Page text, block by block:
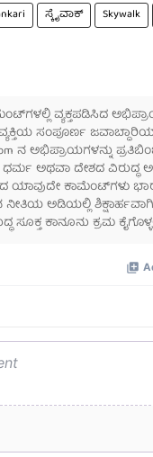
ಸ್ಕೈವಾಕ್ Skywalk
ವ್ಯಕ್ತಪಡಿಸಿದ
ಸಂಪೂರ್ಣ
ನ ಅಭಿಪ್ರಾಯಗಳನ್ನು
ಧರ್ಮ ಅಥವಾ ದೇಶದ ವಿರುದ್ಧ
ಯಾವುದೇ ಕಾಮೆಂಟ್‌ಗಳು
ನೀತಿಯ ಅಡಿಯಲ್ಲಿ
ಸೂಕ್ತ ಕಾನೂನು ಕ್ರಮ